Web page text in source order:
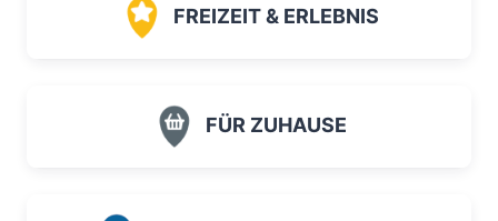
FREIZEIT & ERLEBNIS
FÜR ZUHAUSE